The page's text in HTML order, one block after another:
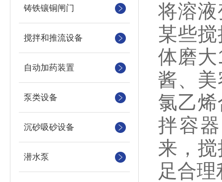
铸铁镶铜闸门
搅拌和推流设备
自动加药装置
泵类设备
沉砂吸砂设备
潜水泵
将溶
某些
体磨
酱、
氯乙
拌容
来，
足合